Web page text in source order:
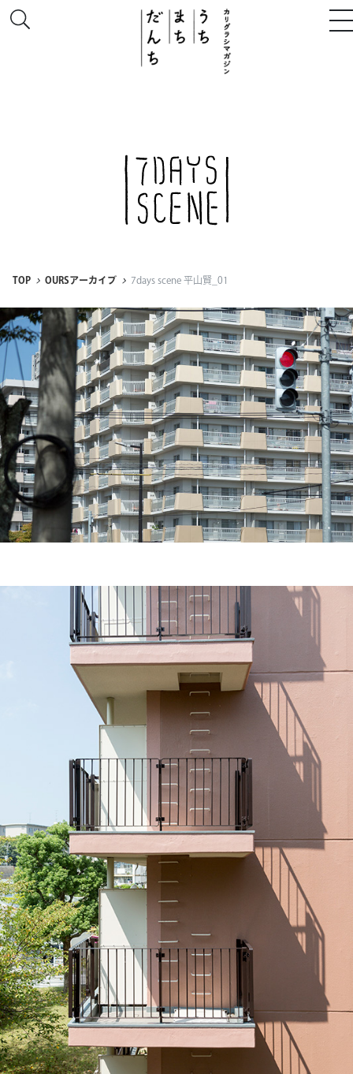
このサイトについて
# うち
# だんち
ちず
特集
連載
ジャーナル
タグ一覧
TOP OURSアーカイブ 7days scene 平山賢_01